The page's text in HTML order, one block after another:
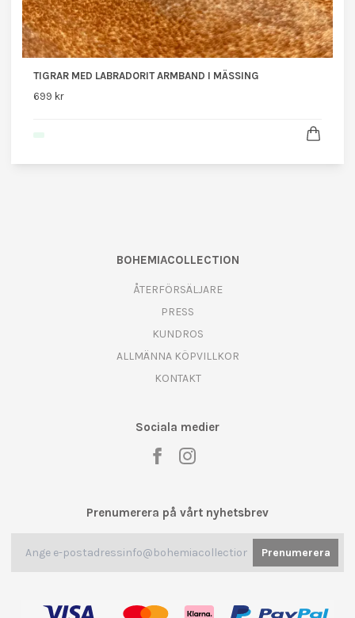
TIGRAR MED LABRADORIT ARMBAND I MÄSSING
699 kr
BOHEMIACOLLECTION
ÅTERFÖRSÄLJARE
PRESS
KUNDROS
ALLMÄNNA KÖPVILLKOR
KONTAKT
Sociala medier
Prenumerera på vårt nyhetsbrev
Prenumerera